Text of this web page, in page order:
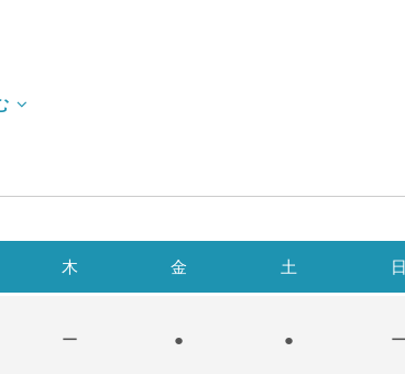
木 金 土 日
ー ● ● ー